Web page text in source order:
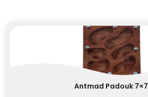
Antmad Padouk 7×7